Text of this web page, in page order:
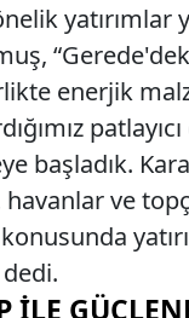
yatırımlar
enerjik
başladık. Kara
ve
ILE